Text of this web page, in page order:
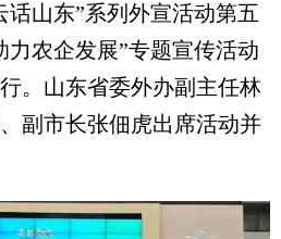
话山东”系列外宣活动第五
力农企发展”专题宣传活动
。山东省委外办副主任林
副市长张佃虎出席活动并